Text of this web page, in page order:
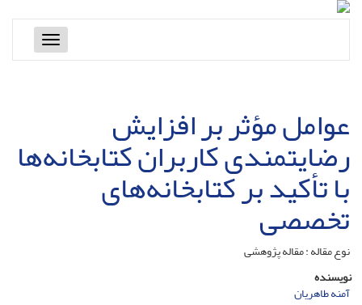
Toggle
navigation
عوامل مؤثر بر افزایش
رضایتمندی کاربران کتابخانه‌ها
با تأکید بر کتابخانه‌های
تخصصی
نوع مقاله : مقاله پژوهشی
نویسنده
آمنه طاهریان